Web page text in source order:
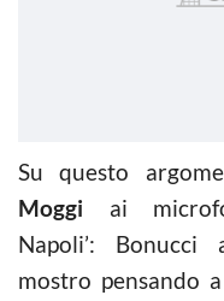
Su questo
Moggi ai
Napoli’:
mostro pensando